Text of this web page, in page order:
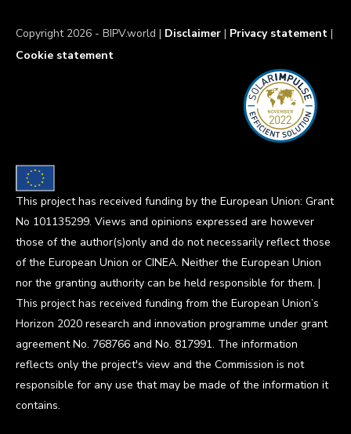
Copyright 2026 - BIPV.world | Disclaimer | Privacy statement |
Cookie statement
This project has received funding by the European Union: Grant
No 101135299. Views and opinions expressed are however
those of the author(s)only and do not necessarily reflect those
of the European Union or CINEA. Neither the European Union
nor the granting authority can be held responsible for them. |
This project has received funding from the European Union’s
Horizon 2020 research and innovation programme under grant
agreement No. 768766 and No. 817991. The information
reflects only the project's view and the Commission is not
responsible for any use that may be made of the information it
contains.